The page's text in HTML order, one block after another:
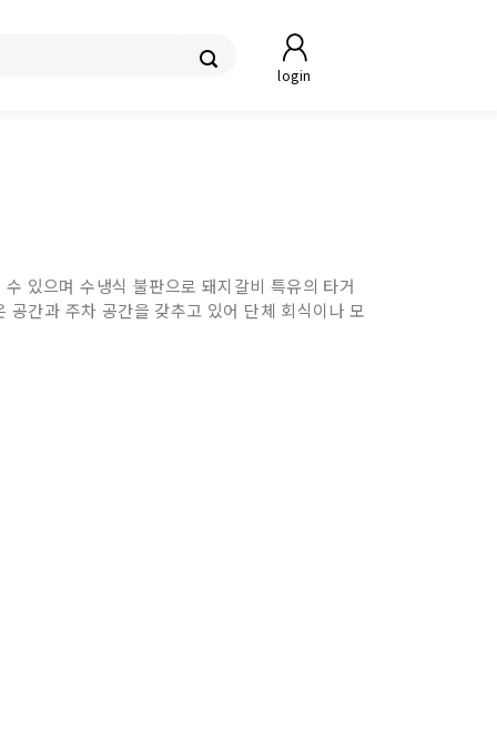
login
있으며 수냉식 불판으로 돼지갈비 특유의 타거
간과 주차 공간을 갖추고 있어 단체 회식이나 모